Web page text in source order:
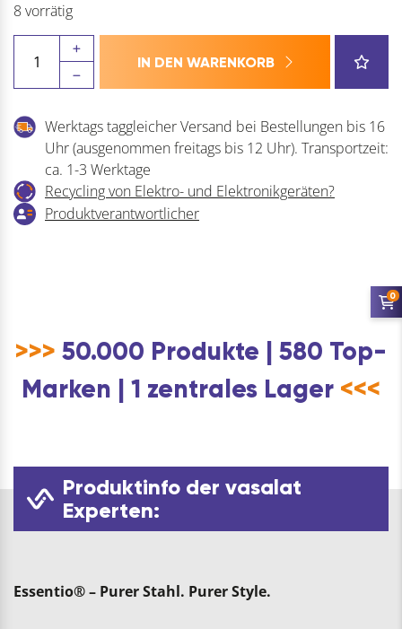
8 vorrätig
SUB
Rack
Essentio
Menge
IN DEN WARENKORB
Werktags taggleicher Versand bei Bestellungen bis 16
Uhr (ausgenommen freitags bis 12 Uhr). Transportzeit:
ca. 1-3 Werktage
Recycling von Elektro- und Elektronikgeräten?
Produktverantwortlicher
>>> 50.000 Produkte | 580 Top-
Marken | 1 zentrales Lager <<<
Produktinfo der vasalat
Experten:
Essentio® – Purer Stahl. Purer Style.
0